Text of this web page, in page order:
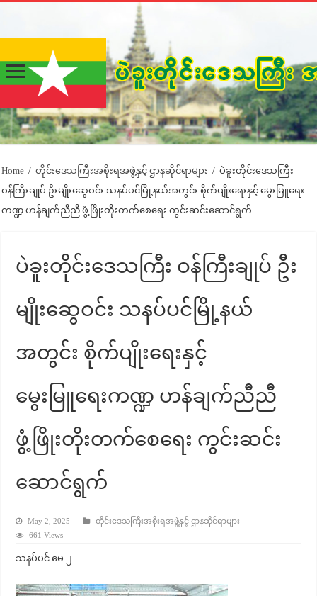
Home / တိုင်းဒေသကြီးအစိုးရအဖွဲ့နှင့် ဌာနဆိုင်ရာများ / ပဲခူးတိုင်းဒေသကြီး
ဝန်ကြီးချုပ် ဦးမျိုးဆွေဝင်း သနပ်ပင်မြို့နယ်အတွင်း စိုက်ပျိုးရေးနှင့် မွေးမြူရေး
ကဏ္ဍ ဟန်ချက်ညီညီ ဖွံ့ဖြိုးတိုးတက်စေရေး ကွင်းဆင်းဆောင်ရွက်
ပဲခူးတိုင်းဒေသကြီး ဝန်ကြီးချုပ် ဦး
မျိုးဆွေဝင်း သနပ်ပင်မြို့နယ်
အတွင်း စိုက်ပျိုးရေးနှင့်
မွေးမြူရေးကဏ္ဍ ဟန်ချက်ညီညီ
ဖွံ့ဖြိုးတိုးတက်စေရေး ကွင်းဆင်း
ဆောင်ရွက်
May 2, 2025
တိုင်းဒေသကြီးအစိုးရအဖွဲ့နှင့် ဌာနဆိုင်ရာများ
661 Views
သနပ်ပင် မေ ၂